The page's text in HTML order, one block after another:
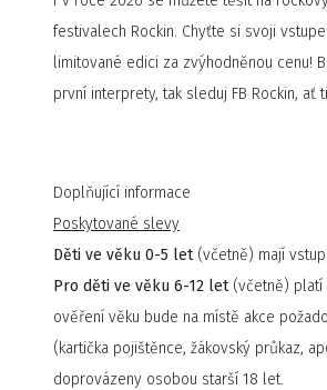
festivalech Rockin. Chyťte si svoji
limitované edici za zvýhodněnou cenu!
první interprety, tak sleduj FB Rockin, ať
Doplňující informace
Poskytované slevy
Děti ve věku 0-5 let(včetně) mají vstup
Pro děti ve věku 6-12 let(včetně) platí
ověření věku bude na místě akce
(kartička pojištěnce, žákovský průkaz,
doprovázeny osobou starší 18 let.